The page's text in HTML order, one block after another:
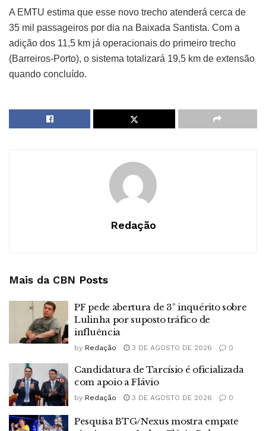
A EMTU estima que esse novo trecho atenderá cerca de
35 mil passageiros por dia na Baixada Santista. Com a
adição dos 11,5 km já operacionais do primeiro trecho
(Barreiros-Porto), o sistema totalizará 19,5 km de extensão
quando concluído.
Redação
Mais da CBN Posts
PF pede abertura de 3º inquérito sobre
Lulinha por suposto tráfico de
influência
by Redação 3 DE AGOSTO DE 2026 0
Candidatura de Tarcísio é oficializada
com apoio a Flávio
by Redação 3 DE AGOSTO DE 2026 0
Pesquisa BTG/Nexus mostra empate